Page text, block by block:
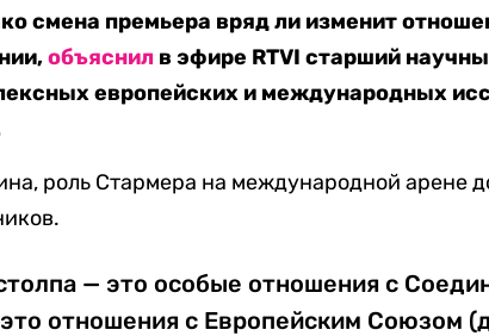
смена премьера вряд ли изменит
объяснил в эфире RTVI старший
европейских и международных
роль Стармера на международной арене
— это особые отношения с
отношения с Европейским Союзом